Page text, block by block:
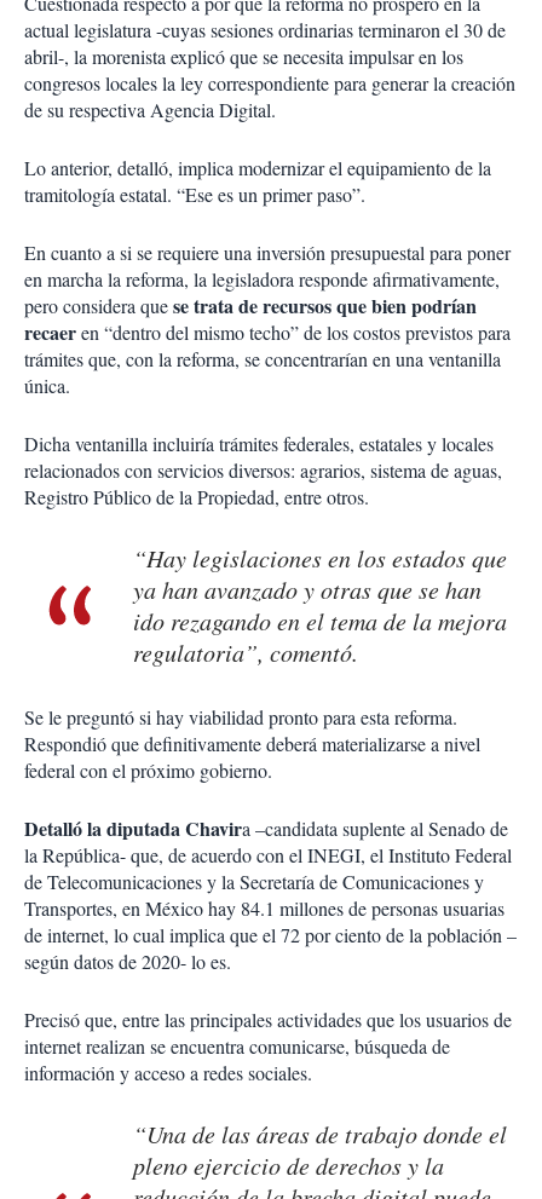
actual legislatura -cuyas sesiones ordinarias terminaron el 30 de
abril-, la morenista explicó que se necesita impulsar en los
congresos locales la ley correspondiente para generar la creación
de su respectiva Agencia Digital.
Lo anterior, detalló, implica modernizar el equipamiento de la
tramitología estatal. “Ese es un primer paso”.
En cuanto a si se requiere una inversión presupuestal para poner
en marcha la reforma, la legisladora responde afirmativamente,
pero considera quese trata de recursos que bien podrían
recaeren “dentro del mismo techo” de los costos previstos para
trámites que, con la reforma, se concentrarían en una ventanilla
única.
Dicha ventanilla incluiría trámites federales, estatales y locales
relacionados con servicios diversos: agrarios, sistema de aguas,
Registro Público de la Propiedad, entre otros.
“Hay legislaciones en los estados que
ya han avanzado y otras que se han
ido rezagando en el tema de la mejora
regulatoria”, comentó.
Se le preguntó si hay viabilidad pronto para esta reforma.
Respondió que definitivamente deberá materializarse a nivel
federal con el próximo gobierno.
Detalló la diputada Chavira –candidata suplente al Senado de
la República- que, de acuerdo con el INEGI, el Instituto Federal
de Telecomunicaciones y la Secretaría de Comunicaciones y
Transportes, en México hay 84.1 millones de personas usuarias
de internet, lo cual implica que el 72 por ciento de la población –
según datos de 2020- lo es.
Precisó que, entre las principales actividades que los usuarios de
internet realizan se encuentra comunicarse, búsqueda de
información y acceso a redes sociales.
“Una de las áreas de trabajo donde el
pleno ejercicio de derechos y la